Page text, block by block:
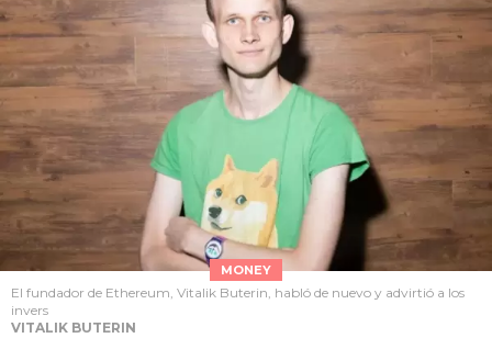
MONEY
El fundador de Ethereum, Vitalik Buterin, habló de nuevo y advirtió a los
invers
VITALIK BUTERIN